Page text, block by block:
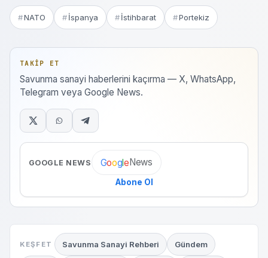
NATO İspanya İstihbarat Portekiz
TAKIP ET
Savunma sanayi haberlerini kaçırma — X, WhatsApp,
Telegram veya Google News.
GOOGLE NEWS GoogleNews
Abone Ol
KEŞFET Savunma Sanayi Rehberi Gündem